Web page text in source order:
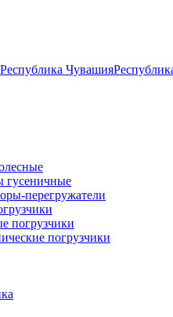
Республика Чувашия
гусеничные
перегружатели
погрузчики
погрузчики